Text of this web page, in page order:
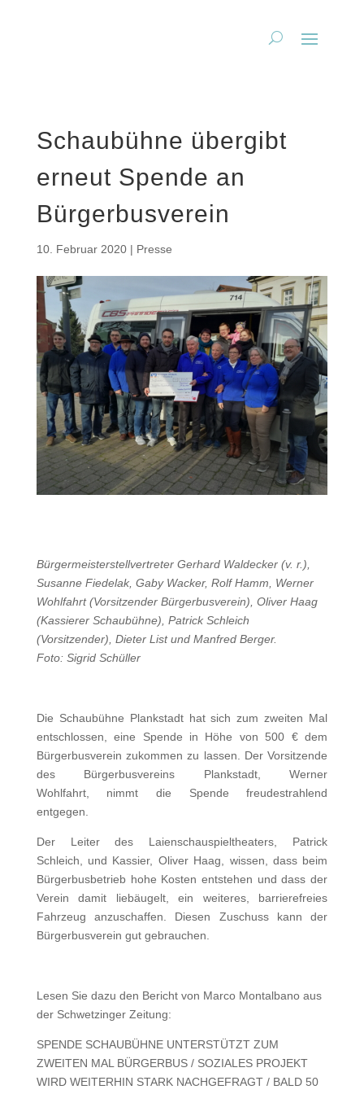
Schaubühne übergibt
erneut Spende an
Bürgerbusverein
10. Februar 2020| Presse
Bürgermeisterstellvertreter Gerhard Waldecker (v. r.),
Susanne Fiedelak, Gaby Wacker, Rolf Hamm, Werner
Wohlfahrt (Vorsitzender Bürgerbusverein), Oliver Haag
(Kassierer Schaubühne), Patrick Schleich
(Vorsitzender), Dieter List und Manfred Berger.
Foto: Sigrid Schüller
Die Schaubühne Plankstadt hat sich zum zweiten Mal
entschlossen, eine Spende in Höhe von 500 € dem
Bürgerbusverein zukommen zu lassen. Der Vorsitzende
des Bürgerbusvereins Plankstadt, Werner
Wohlfahrt, nimmt die Spende freudestrahlend
entgegen.
Der Leiter des Laienschauspieltheaters, Patrick
Schleich, und Kassier, Oliver Haag, wissen, dass beim
Bürgerbusbetrieb hohe Kosten entstehen und dass der
Verein damit liebäugelt, ein weiteres, barrierefreies
Fahrzeug anzuschaffen. Diesen Zuschuss kann der
Bürgerbusverein gut gebrauchen.
Lesen Sie dazu den Bericht von Marco Montalbano aus
der Schwetzinger Zeitung:
SPENDE SCHAUBÜHNE UNTERSTÜTZT ZUM
ZWEITEN MAL BÜRGERBUS / SOZIALES PROJEKT
WIRD WEITERHIN STARK NACHGEFRAGT / BALD 50